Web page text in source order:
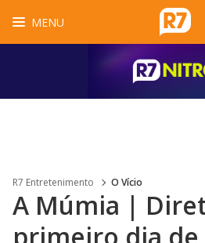
MENU
R7 Entretenimento O Vício
A Múmia |